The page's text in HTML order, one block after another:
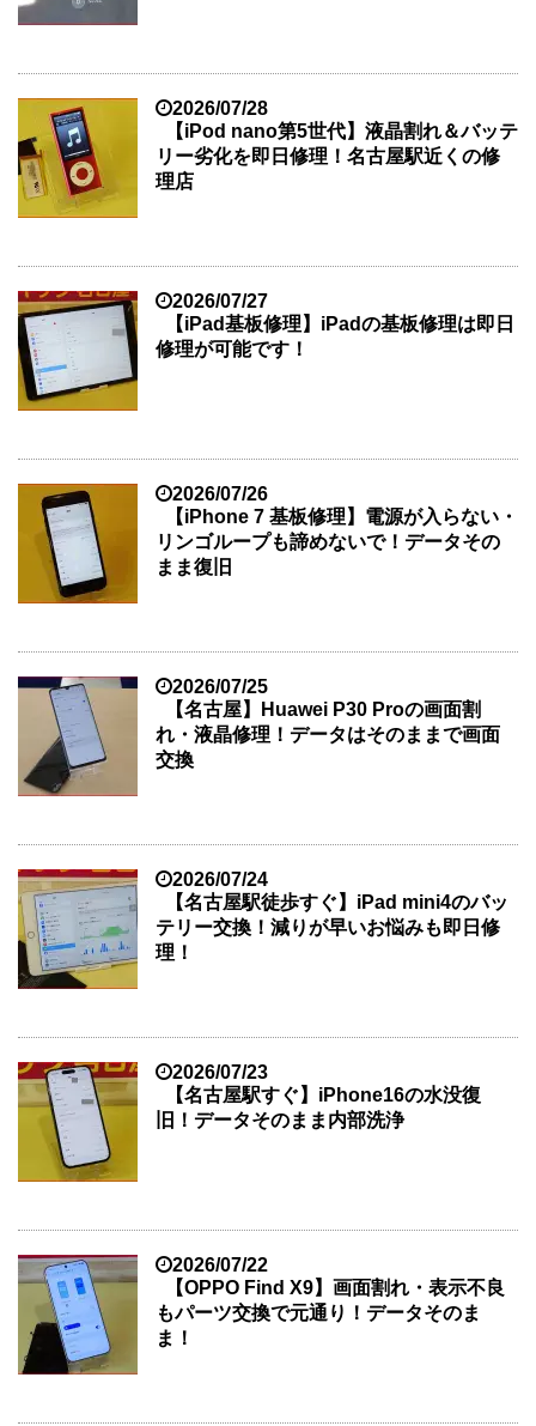
2026/07/28
【iPod nano第5世代】液晶割れ＆バッテ
リー劣化を即日修理！名古屋駅近くの修
理店
2026/07/27
【iPad基板修理】iPadの基板修理は即日
修理が可能です！
2026/07/26
【iPhone 7 基板修理】電源が入らない・
リンゴループも諦めないで！データその
まま復旧
2026/07/25
【名古屋】Huawei P30 Proの画面割
れ・液晶修理！データはそのままで画面
交換
2026/07/24
【名古屋駅徒歩すぐ】iPad mini4のバッ
テリー交換！減りが早いお悩みも即日修
理！
2026/07/23
【名古屋駅すぐ】iPhone16の水没復
旧！データそのまま内部洗浄
2026/07/22
【OPPO Find X9】画面割れ・表示不良
もパーツ交換で元通り！データそのま
ま！